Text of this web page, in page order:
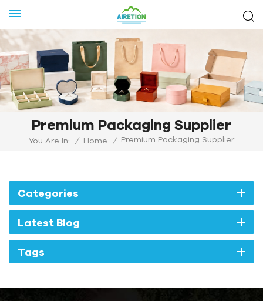
Premium Packaging Supplier
You Are In: / Home / Premium Packaging Supplier
Categories
Latest Blog
Tags